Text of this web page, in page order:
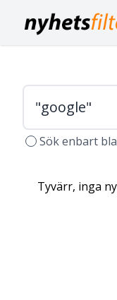
Sök enbart
Tyvärr, inga